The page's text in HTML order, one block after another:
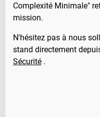
Complexité Minimale"
mission.
N'hésitez pas à nous
stand directement
Sécurité.